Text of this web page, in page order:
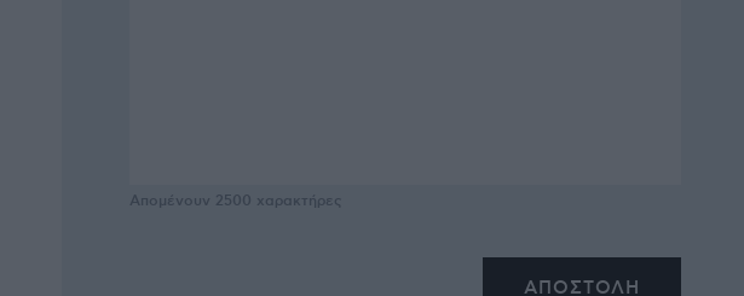
Απομένουν 2500 χαρακτήρες